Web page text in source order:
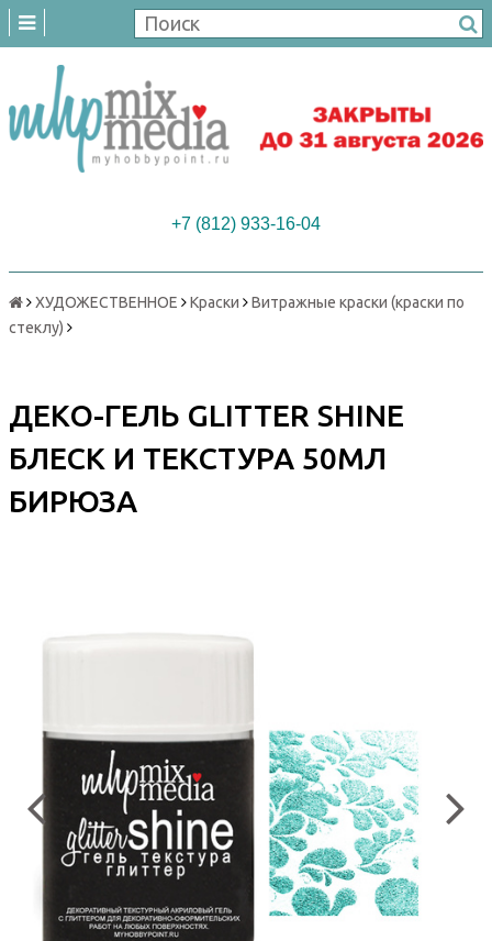
+7 (812) 933-16-04
ХУДОЖЕСТВЕННОЕ Краски
Витражные краски (краски по
стеклу)
ДЕКО-ГЕЛЬ GLITTER SHINE
БЛЕСК И ТЕКСТУРА 50МЛ
БИРЮЗА